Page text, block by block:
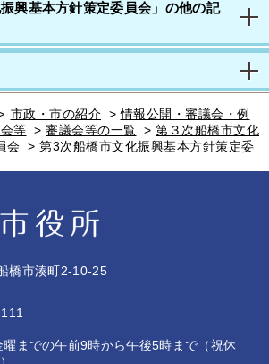
振興基本方針策定委員会」の他の記
市政・市の紹介 >情報公開・審議会・例
等 > 審議会等の一覧 > 第３次船橋市文化
会 > 第3次船橋市文化振興基本方針策定委
橋市湊町2-10-25
までの午前9時から午後5時まで（祝休